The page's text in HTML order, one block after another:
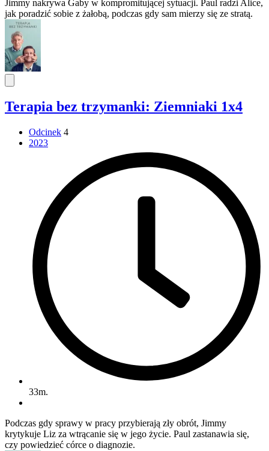
Jimmy nakrywa Gaby w kompromitującej sytuacji. Paul radzi Alice,
jak poradzić sobie z żałobą, podczas gdy sam mierzy się ze stratą.
Terapia bez trzymanki: Ziemniaki 1x4
Odcinek 4
2023
33m.
Podczas gdy sprawy w pracy przybierają zły obrót, Jimmy
krytykuje Liz za wtrącanie się w jego życie. Paul zastanawia się,
czy powiedzieć córce o diagnozie.